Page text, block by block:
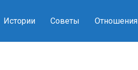
Истории Советы Отношения